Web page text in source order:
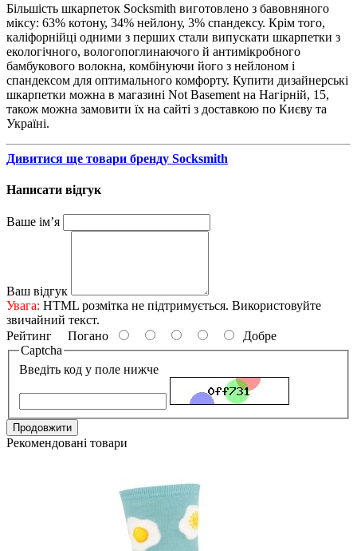
Більшість шкарпеток Socksmith виготовлено з бавовняного
міксу: 63% котону, 34% нейлону, 3% спандексу. Крім того,
каліфорнійці одними з перших стали випускати шкарпетки з
екологічного, вологопоглинаючого й антимікробного
бамбукового волокна, комбінуючи його з нейлоном і
спандексом для оптимального комфорту. Купити дизайнерські
шкарпетки можна в магазині Not Basement на Нагірній, 15,
також можна замовити їх на сайті з доставкою по Києву та
Україні.
Дивитися ще товари бренду Socksmith
Написати відгук
Ваше ім’я
Ваш відгук
Увага: HTML розмітка не підтримується. Використовуйте
звичайний текст.
Рейтинг Погано
Добре
Captcha
Введіть код у поле нижче
Продовжити
Рекомендовані товари